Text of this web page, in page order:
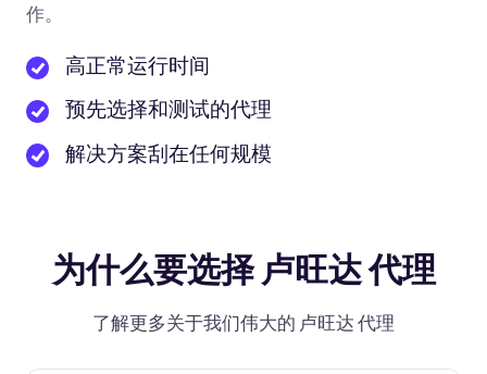
作。
高正常运行时间
预先选择和测试的代理
解决方案刮在任何规模
为什么要选择 卢旺达 代理
了解更多关于我们伟大的 卢旺达 代理